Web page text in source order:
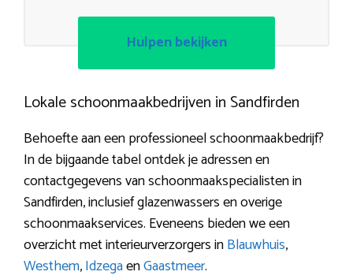
Hulpen bekijken
Lokale schoonmaakbedrijven in Sandfirden
Behoefte aan een professioneel schoonmaakbedrijf?
In de bijgaande tabel ontdek je adressen en
contactgegevens van schoonmaakspecialisten in
Sandfirden, inclusief glazenwassers en overige
schoonmaakservices. Eveneens bieden we een
overzicht met interieurverzorgers inBlauwhuis,
Westhem,IdzegaenGaastmeer.